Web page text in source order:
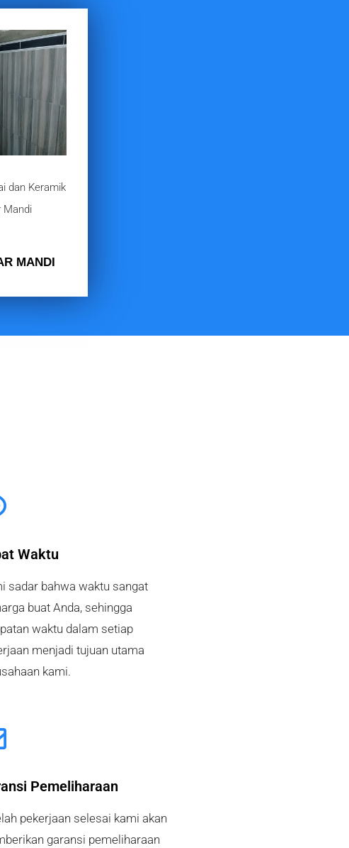
dan Keramik
Mandi
MANDI
Waktu
sadar bahwa waktu sangat
buat Anda, sehingga
waktu dalam setiap
menjadi tujuan utama
kami.
Pemeliharaan
pekerjaan selesai kami akan
garansi pemeliharaan